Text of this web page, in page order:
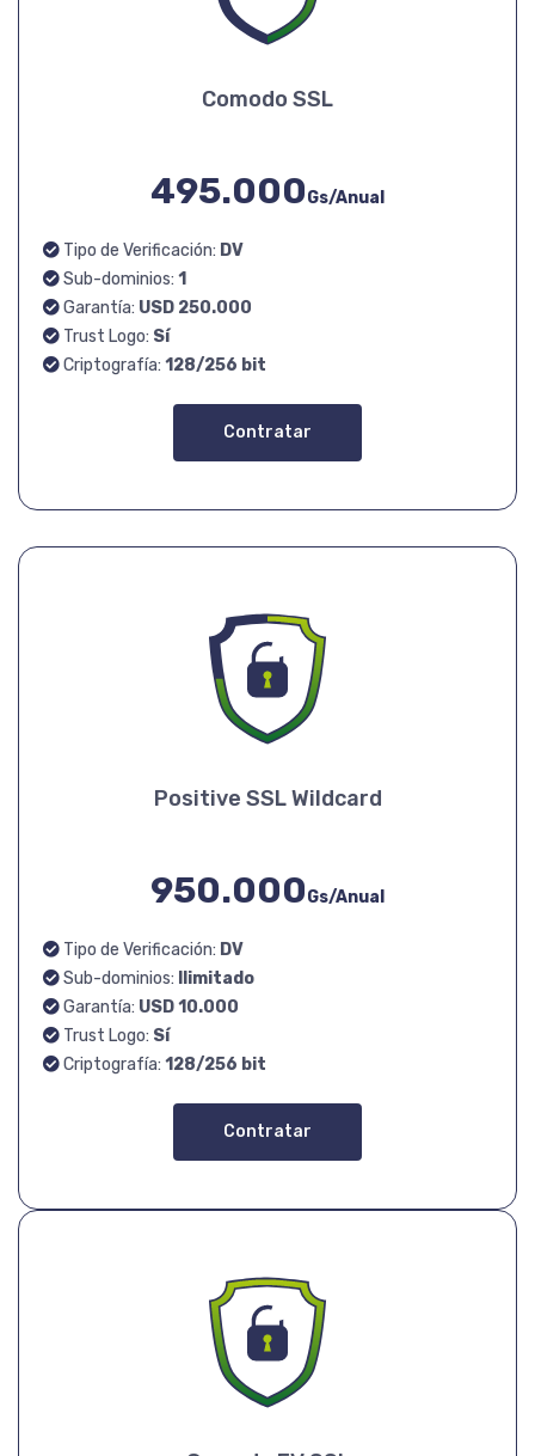
Comodo SSL
495.000Gs/Anual
Tipo de Verificación: DV
Sub-dominios: 1
Garantía: USD 250.000
Trust Logo: Sí
Criptografía: 128/256 bit
Contratar
Positive SSL Wildcard
950.000Gs/Anual
Tipo de Verificación: DV
Sub-dominios:
Ilimitado
Garantía: USD 10.000
Trust Logo: Sí
Criptografía: 128/256 bit
Contratar